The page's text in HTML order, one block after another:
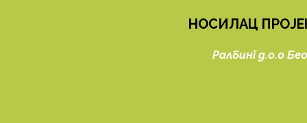
НОСИЛАЦ
Ралбинг д.о.о